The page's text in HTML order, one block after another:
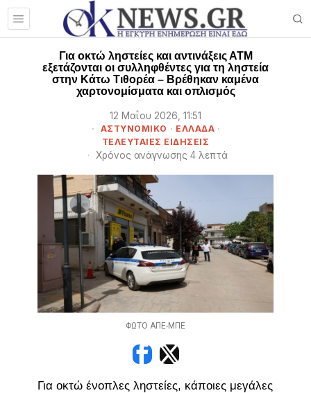
Για οκτώ ληστείες και αντινάξεις ΑΤΜ
εξετάζονται οι συλληφθέντες για τη ληστεία
στην Κάτω Τιθορέα – Βρέθηκαν καμένα
χαρτονομίσματα και οπλισμός
12 Μαΐου 2026, 11:51
ΑΣΤΥΝΟΜΙΚΟ · ΕΛΛΑΔΑ ·
ΤΕΛΕΥΤΑΙΕΣ ΕΙΔΗΣΕΙΣ
Χρόνος ανάγνωσης 4 λεπτά
ΦΩΤΟ ΑΠΕ-ΜΠΕ
Για οκτώ ένοπλες ληστείες, κάποιες μεγάλες